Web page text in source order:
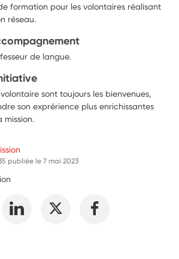
formation pour les volontaires réalisant
réseau.
de langue.
sont toujours les bienvenues,
son exprérience plus enrichissantes
mission.
publiée le7 mai 2023